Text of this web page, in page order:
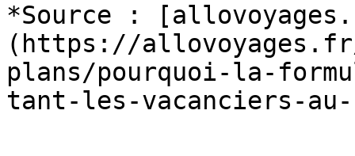
*Source :
(https://
plans/pourquoi-la-